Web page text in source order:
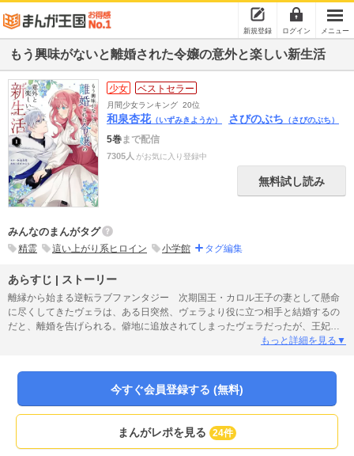
新規登録 ログイン メニュー
もう興味がないと離婚された令嬢の意外と楽しい新生活
少女 ベストセラー
月間少女ランキング 20位
和泉杏花（いずみきようか） さびのぶち （さびのぶち）
5巻まで配信
7305人 がお気に入り登録中
無料試し読み
みんなのまんがタグ
精霊 這い上がり系ヒロイン 小学館 タグ編集
あらすじ | ストーリー
離縁から始まる逆転ラブファンタジー 次期国王・カロル王子の妻として懸命
に尽くしてきたヴェラは、ある日突然、ヴェラより役に立つ相手と結婚するの
だと、離婚を告げられる。僻地に追放されてしまったヴェラだったが、王妃教
育や慣れない公務から解放され、自由な生活を満喫し始める。そんな中、任務
き…？何もかもを無くした令嬢が、秘めた能力で新たな居場所を築く、逆転ラ
もっと詳細を見る▼
今すぐ会員登録する (無料)
まんがレポを見る 24件